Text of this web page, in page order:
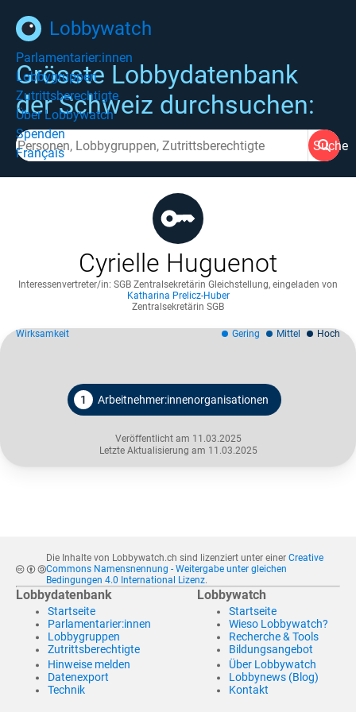
Lobbywatch
Parlamentarier:innen
Lobbygruppen
Zutrittsberechtigte
Über Lobbywatch
Spenden
Français
Grösste Lobbydatenbank
der Schweiz durchsuchen:
Suche
Cyrielle Huguenot
Interessenvertreter/in: SGB Zentralsekretärin Gleichstellung, eingeladen von
Katharina Prelicz-Huber
Zentralsekretärin SGB
1 Arbeitnehmer:innenorganisationen
Veröffentlicht am 11.03.2025
Letzte Aktualisierung am 11.03.2025
Wirksamkeit Gering Mittel Hoch
Die Inhalte von Lobbywatch.ch sind lizenziert unter einer Creative
Commons Namensnennung - Weitergabe unter gleichen
Bedingungen 4.0 International Lizenz.
Lobbydatenbank
Startseite
Parlamentarier:innen
Lobbygruppen
Zutrittsberechtigte
Hinweise melden
Datenexport
Technik
Lobbywatch
Startseite
Wieso Lobbywatch?
Recherche & Tools
Bildungsangebot
Über Lobbywatch
Lobbynews (Blog)
Kontakt